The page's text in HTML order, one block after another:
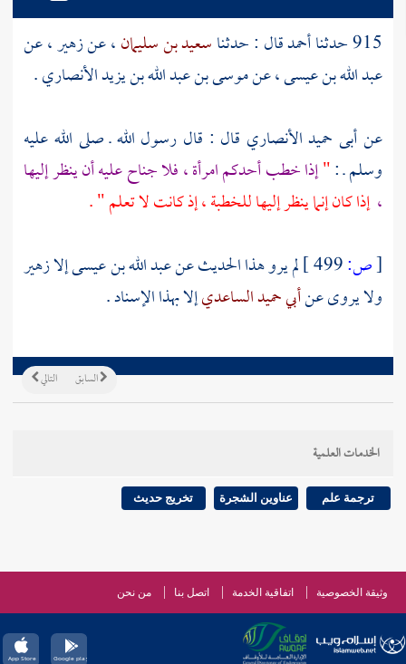
915 حدثنا أحمدقال : حدثناسعيد بن سليمان، عنزهير، عن
عبد الله بن عيسى، عنموسى بن عبد الله بن يزيد الأنصاري.
عنأبى حميد الأنصاري قال : قال رسول الله ـ صلى الله عليه
وسلم ـ :"إذا خطب أحدكم امرأة ، فلا جناح عليه أن ينظر إليها
، إذا كان إنما ينظر إليها للخطبة ، إذ كانت لا تعلم " .
[ص: لم يرو هذا الحديث عنعبد الله بن عيسىإلازهير
ولا يروى عنأبي حميد الساعديإلا بهذا الإسناد .
التالي السابق
الخدمات العلمية
ترجمة علم عناوين الشجرة تخريج حديث
وثيقة الخصوصية اتفاقية الخدمة اتصل بنا من نحن